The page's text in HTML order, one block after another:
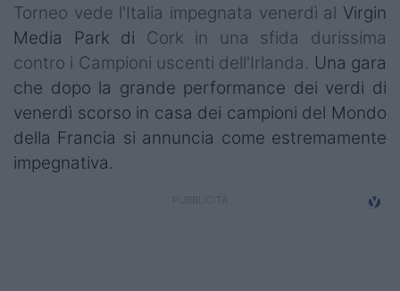
Rugby in TV
Mercato
Serie A Elite
Campionati
Serie A
Torneo vede l'Italia impegnata venerdì al Virgin
Media Park di Cork in una sfida durissima
contro i Campioni uscenti dell'Irlanda. Una gara
che dopo la grande performance dei verdi di
venerdì scorso in casa dei campioni del Mondo
della Francia si annuncia come estremamente
impegnativa.